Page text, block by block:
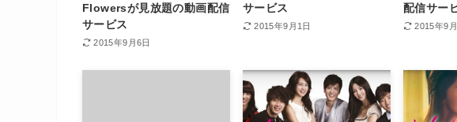
Flowersが見放題の動画配信
サービス
2015年9月6日
サービス
2015年9月1日
配信サー
2015年9